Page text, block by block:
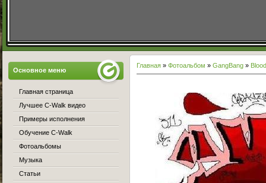
Главная » Фотоальбом » GangBang »
Основное меню
Главная страница
Лучшее C-Walk видео
Примеры исполнения
Обучение C-Walk
Фотоальбомы
Музыка
Статьи